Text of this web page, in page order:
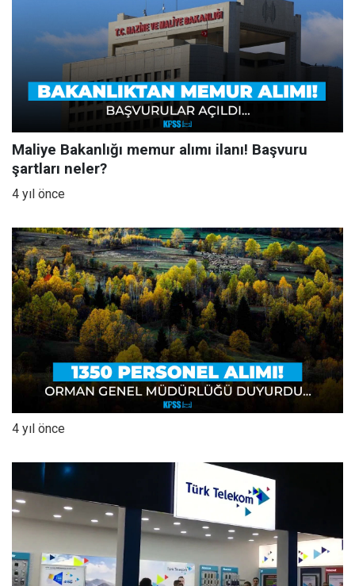
Maliye Bakanlığı memur alımı ilanı! Başvuru
şartları neler?
4 yıl önce
4 yıl önce